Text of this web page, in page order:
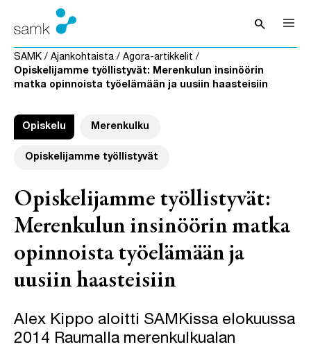
Siirry sisältöön
searchAvaa haku
SAMK / Ajankohtaista / Agora-artikkelit /
Opiskelijamme työllistyvät: Merenkulun insinöörin
matka opinnoista työelämään ja uusiin haasteisiin
Opiskelu Merenkulku
Opiskelijamme työllistyvät
Opiskelijamme työllistyvät:
Merenkulun insinöörin matka
opinnoista työelämään ja
uusiin haasteisiin
Alex Kippo aloitti SAMKissa elokuussa
2014 Raumalla merenkulkualan